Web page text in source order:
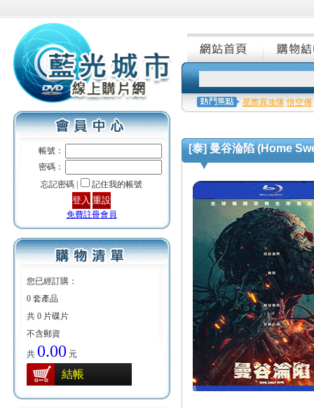
帳號：
密碼：
忘記密碼 |
記住我的帳號
免費註冊會員
您已經訂購：
0 套產品
共 0 片碟片
不含郵資
共 0.00 元
結帳
星際異攻隊 悟空傳
[泰] 曼谷淪陷 (Home